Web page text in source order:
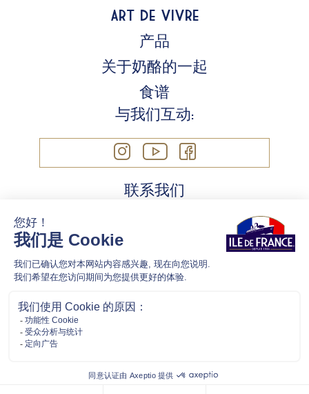
Art de Vivre
产品
关于奶酪的一起
食谱
与我们互动:
联系我们
Cookie 政策
法律信息
隱私政策
ILEDEFRANCECHEESE @ 2021